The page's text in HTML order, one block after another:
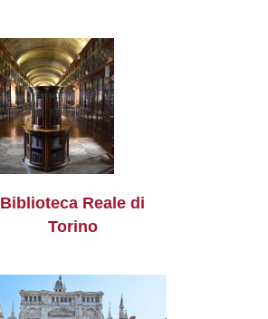
Biblioteca Reale di
Torino